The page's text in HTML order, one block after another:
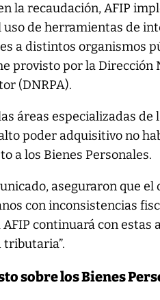
la recaudación, AFIP
de herramientas de
a distintos organismos
provisto por la Dirección
(DNRPA).
áreas especializadas
poder adquisitivo no
a los Bienes Personales.
aseguraron que
con inconsistencias
continuará con estas
tributaria”.
sobre los Bienes